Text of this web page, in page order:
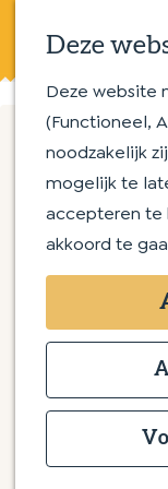
Deze
Deze website
(Functioneel,
noodzakelijk
mogelijk te
accepteren te
akkoord te
K
a
a
r
t
Theetuin op d'n
Poeldonksedijk
5275HK Den
Plan je routen
a
r
T
Routen
aa
BelT